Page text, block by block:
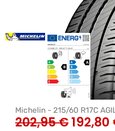
Michelin - 215/60 R17C
202,95€192,80